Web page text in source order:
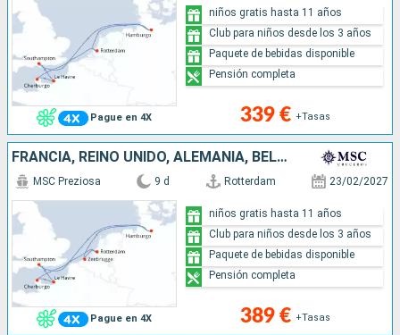
Pague en 4X 339 € +Tasas
niños gratis hasta 11 años
Club para niños desde los 3 años
Paquete de bebidas disponible
Pensión completa
FRANCIA, REINO UNIDO, ALEMANIA, BÉLGICA, PAISES BAJOS
Pague en 4X
MSC Preziosa 9 d Rotterdam 23/02/2027
389 € +Tasas
niños gratis hasta 11 años
Club para niños desde los 3 años
Paquete de bebidas disponible
Pensión completa